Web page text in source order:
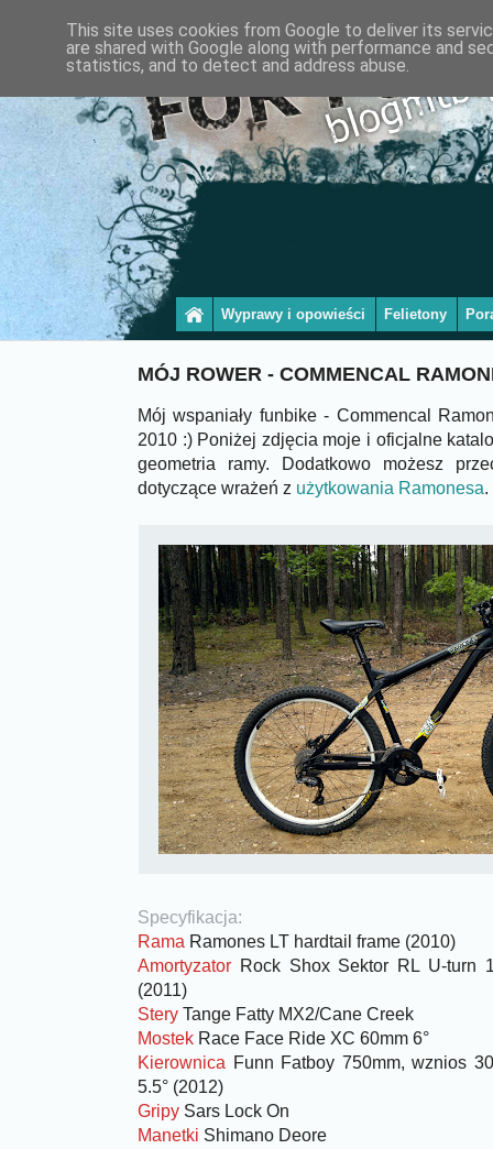
Wyprawy i opowieści Felietony
MÓJ ROWER - COMMENCAL
Mój wspaniały funbike - Commencal
2010 :) Poniżej zdjęcia moje i oficjalne
geometria ramy. Dodatkowo możesz
dotyczące wrażeń z użytkowania Ramonesa.
Specyfikacja:
Rama Ramones LT hardtail frame (2010)
Amortyzator Rock Shox Sektor RL U-turn
(2011)
Stery Tange Fatty MX2/Cane Creek
Mostek Race Face Ride XC 60mm 6°
Kierownica Funn Fatboy 750mm, wznios
5.5° (2012)
Gripy Sars Lock On
Manetki Shimano Deore
This site uses cookies from Google to deliver its
are shared with Google along with performance and
statistics, and to detect and address abuse.